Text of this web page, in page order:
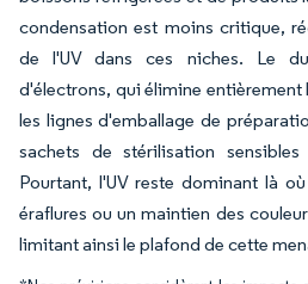
condensation est moins critique,
de l'UV dans ces niches. Le
d'électrons, qui élimine
les lignes d'emballage de
sachets de stérilisation
Pourtant, l'UV reste dominant là
éraflures ou un maintien des
limitant ainsi le plafond de cette